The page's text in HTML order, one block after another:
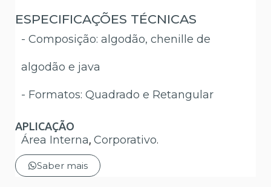
ESPECIFICAÇÕES TÉCNICAS
- Composição: algodão, chenille de
algodão e java
- Formatos: Quadrado e Retangular
APLICAÇÃO
Área Interna, Corporativo.
Saber mais